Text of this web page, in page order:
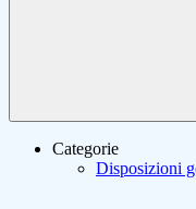
Categorie
Disposizioni